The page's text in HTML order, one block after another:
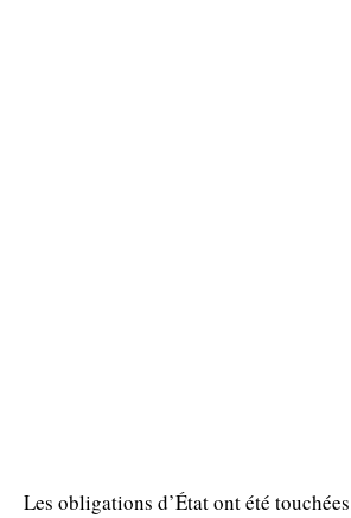
Les obligations d’État ont été